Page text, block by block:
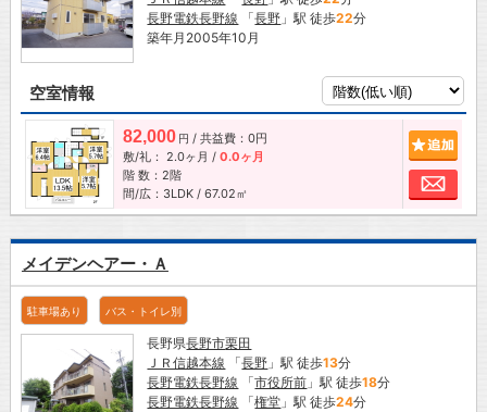
長野電鉄長野線 「長野 」駅 徒歩22分
築年月2005年10月
空室情報
82,000 円 / 共益費：0円
敷/礼： 2.0ヶ月 / 0.0ヶ月
階 数：2階
間/広：3LDK / 67.02㎡
お
メイデンヘアー・Ａ
駐車場あり バス・トイレ別
長野県長野市栗田
ＪＲ信越本線 「長野 」駅 徒歩13分
長野電鉄長野線 「市役所前 」駅 徒歩18分
長野電鉄長野線 「権堂 」駅 徒歩24分